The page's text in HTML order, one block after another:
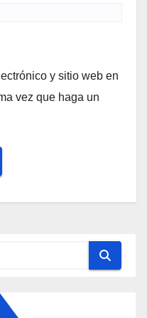
y sitio web en
vez que haga un